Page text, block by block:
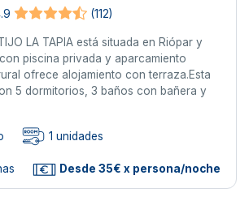
(112)
LA TAPIA está situada en Riópar y
piscina privada y aparcamiento
ofrece alojamiento con terraza.Esta
5 dormitorios, 3 baños con bañera y
1 unidades
Desde 35€ x persona/noche